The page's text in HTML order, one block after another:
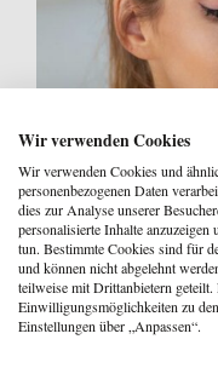
Wie tägliche
26. Januar 2023
Wir verwenden Cookies
Wir verwenden Cookies und
personenbezogenen Daten
dies zur Analyse unserer
personalisierte Inhalte
tun. Bestimmte Cookies sind für
und können nicht abgelehnt
teilweise mit Drittanbietern
Einwilligungsmöglichkeiten zu
Einstellungen über „Anpassen“.